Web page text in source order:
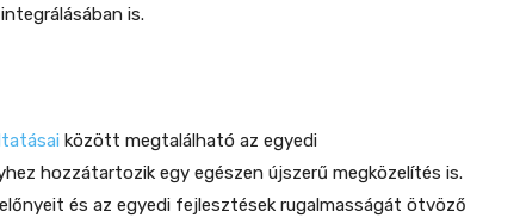
is.
között megtalálható az egyedi
hozzátartozik egy egészen újszerű megközelítés is.
és az egyedi fejlesztések rugalmasságát ötvöző